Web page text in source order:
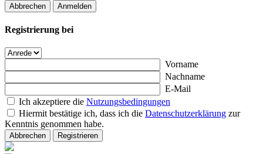
Abbrechen Anmelden
Registrierung bei
Vorname
Nachname
E-Mail
Ich akzeptiere die Nutzungsbedingungen
Hiermit bestätige ich, dass ich die Datenschutzerklärung zur
Kenntnis genommen habe.
Abbrechen Registrieren